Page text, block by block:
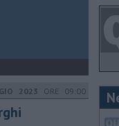
2023 ORE 09:00